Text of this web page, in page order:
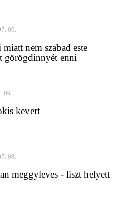
09.
nem szabad este
görögdinnyét enni
09.
kevert
08.
meggyleves - liszt helyett